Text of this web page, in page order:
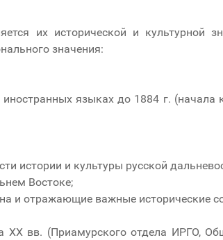
их исторической и культурной
значения:
языках до 1884 г. (начала
истории и культуры русской
Востоке;
и отражающие важные исторические
вв. (Приамурского отдела ИРГО,